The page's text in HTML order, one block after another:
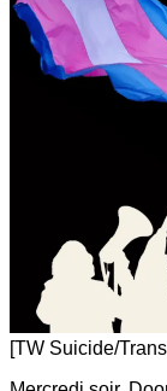
[TW Suicide/